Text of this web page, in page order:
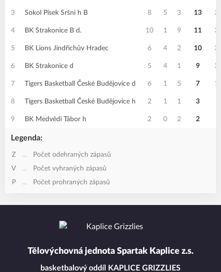
3 Sokol Písek Sršni h B 8 5 3 13
4 BK Strakonice B d. 10 1 9 11
5 BK Lions Jindřichův Hradec 6 4 2 10
6 BK Strakonice d 5 4 1 9
7 Tigers Basketball České Budějovice d 6 1 5 7
8 Tigers Basketball České Budějovice h 2 1 1 3
9 BK Medvědi Tábor h 2 0 2 2
Legenda:
Z ...
Počet odehraných zápasů
V
...
Počet vyhraných zápasů
P
... Počet prohraných zápasů
Tělovýchovná jednota Spartak Kaplice z.s.
basketbalový oddíl KAPLICE GRIZZLIES